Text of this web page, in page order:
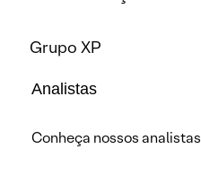
Grupo XP
Analistas
Conheça nossos analistas